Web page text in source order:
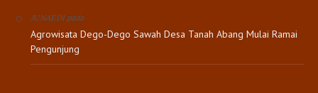
JUNAEDIpada
Agrowisata Dego-Dego Sawah Desa Tanah Abang Mulai Ramai
Pengunjung